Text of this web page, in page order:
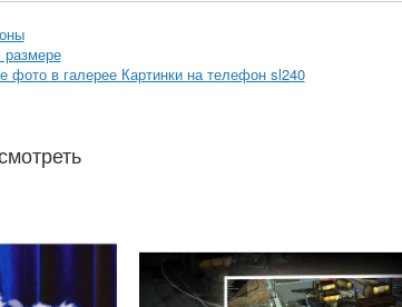
фото в галерее Картинки на телефон sl240